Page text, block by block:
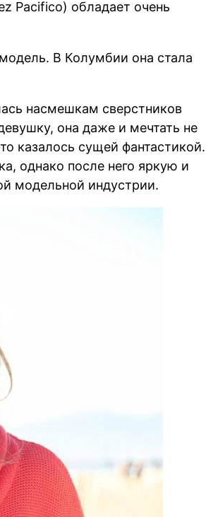
Pacifico) обладает очень
В Колумбии она стала
насмешкам сверстников
она даже и мечтать не
казалось сущей фантастикой.
однако после него яркую и
модельной индустрии.